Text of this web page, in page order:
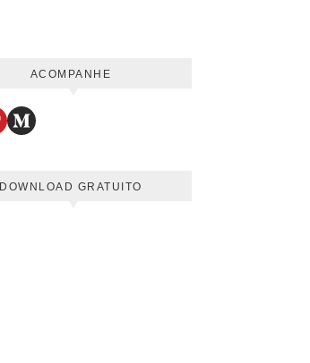
ACOMPANHE
DOWNLOAD GRATUITO